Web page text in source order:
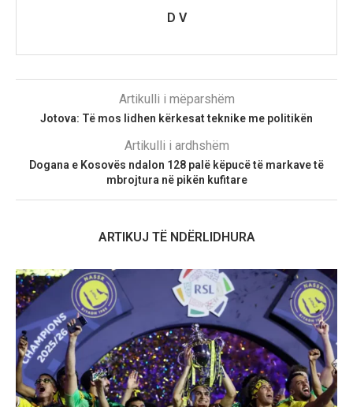
D V
Artikulli i mëparshëm
Jotova: Të mos lidhen kërkesat teknike me politikën
Artikulli i ardhshëm
Dogana e Kosovës ndalon 128 palë këpucë të markave të
mbrojtura në pikën kufitare
ARTIKUJ TË NDËRLIDHURA